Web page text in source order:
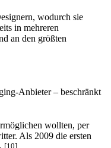
wodurch sie
in mehreren
an den größten
Anbieter – beschränkt
wollten, per
Als 2009 die ersten
[10]